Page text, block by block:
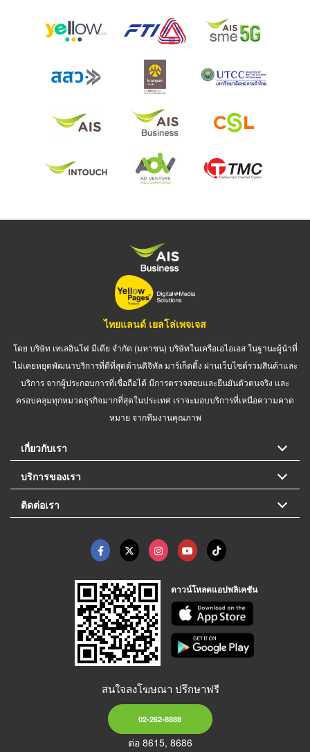
ไทยแลนด์ เยลโล่เพจเจส
โดย บริษัท เทเลอินโฟ มีเดีย จำกัด (มหาชน) บริษัทในเครือเอไอเอส ในฐานะผู้นำที่
ไม่เคยหยุดพัฒนาบริการที่ดีที่สุดด้านดิจิทัล มาร์เก็ตติ้ง ผ่านเว็บไซต์รวมสินค้าและ
บริการ จากผู้ประกอบการที่เชื่อถือได้ มีการตรวจสอบและยืนยันตัวตนจริง และ
ครอบคลุมทุกหมวดธุรกิจมากที่สุดในประเทศ เราจะมอบบริการที่เหนือความคาด
หมาย จากทีมงานคุณภาพ
เกี่ยวกับเรา
บริการของเรา
ติดต่อเรา
ดาวน์โหลดแอปพลิเคชัน
สนใจลงโฆษณา ปรึกษาฟรี
02-262-8888
ต่อ 8615, 8686